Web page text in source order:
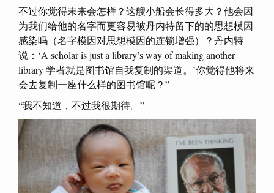
不过你觉得未来会怎样？这艘小船会长得多大？他会因
为我们给他的名字而更容易被丹内特留下的的思想模因
感染吗（名字模因对思想模因的连锁增强）？丹内特
说：‘A scholar is just a library’s way of making another
library 学者就是图书馆自我复制的渠道。’你觉得他将来
会去复制一座什么样的图书馆呢？”
“我不知道，不过我很期待。”